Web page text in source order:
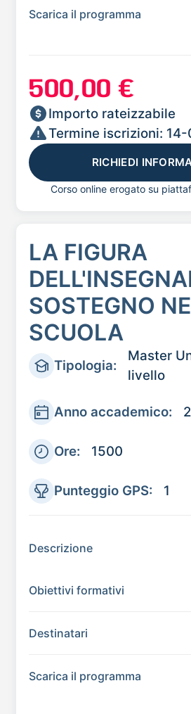
Scarica il programma
500,00 €
Importo rateizzabile
Termine iscrizioni:
RICHIEDI
Corso online erogato su
LA FIGURA
SOSTEGNO
SCUOLA
Tipologia:
Master
livello
Anno accademico:
Ore: 1500
Punteggio GPS: 1
Descrizione
Obiettivi formativi
Destinatari
Scarica il programma